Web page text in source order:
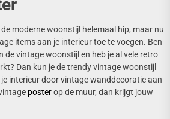
moderne woonstijl helemaal hip, maar nu
items aan je interieur toe te voegen. Ben
de vintage woonstijl en heb je al vele retro
Dan kun je de trendy vintage woonstijl
interieur door vintage wanddecoratie aan
posterop de muur, dan krijgt jouw